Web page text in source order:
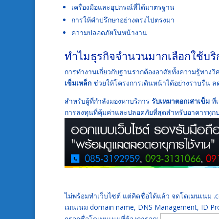
เครื่องมือและอุปกรณ์ที่ได้มาตรฐาน
การให้คำปรึกษาอย่างตรงไปตรงมา
ความปลอดภัยในหน้างาน
ทำไมธุรกิจจำนวนมากเลือกใช้บ
การทำงานเกี่ยวกับฐานรากต้องอาศัยทั้งความรู้ทา
เข็มเหล็ก ช่วยให้โครงการเดินหน้าได้อย่างราบรื่น
สำหรับผู้ที่กำลังมองหาบริการ รับเหมาตอกเสาเข็ม ที่
การลงทุนที่คุ้มค่าและปลอดภัยที่สุดสำหรับอาคารทุก
ไม่พร้อมทำเว็บไซต์ แต่คิดชื่อได้แล้ว จดโดเมนเนม
เมนเนม domain name, DNS Management, ID